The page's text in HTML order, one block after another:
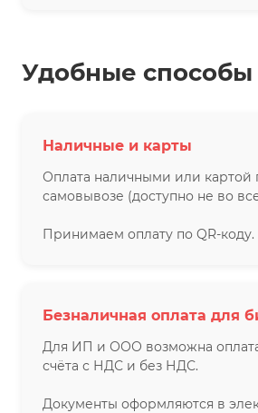
Удобные способы
Наличные и карты
Оплата наличными или картой
самовывозе (доступно не во
Принимаем оплату по QR-коду.
Безналичная оплата для
Для ИП и ООО возможна оплата
счёта с НДС и без НДС.
Документы оформляются в